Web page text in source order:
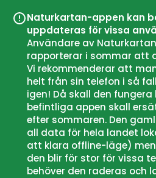
Naturkartan-appen kan
uppdateras för vissa
Användare av
rapporterar i sommar att
Vi rekommenderar att
helt från sin telefon i så
igen! Då skall den fungera
befintliga appen skall
efter sommaren. Den
all data för hela landet
att klara offline-läge)
den blir för stor för vissa
behöver den raderas och